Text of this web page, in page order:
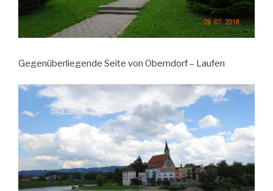
Gegenüberliegende Seite von Oberndorf – Laufen